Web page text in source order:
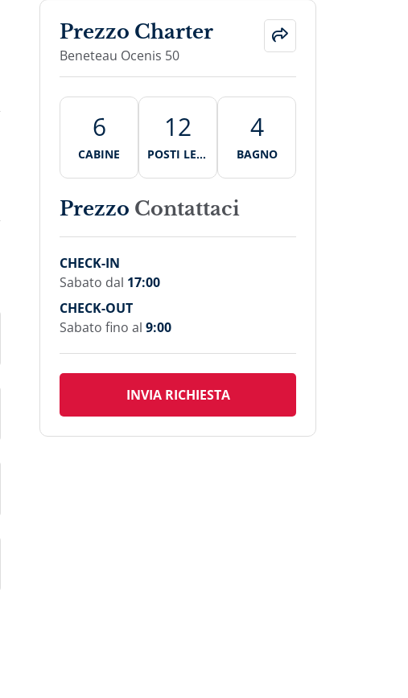
Prezzo Charter
Beneteau Ocenis 50
6
CABINE
12
POSTI LETT
4
BAGNO
Prezzo Contattaci
CHECK-IN
Sabato dal 17:00
CHECK-OUT
Sabato fino al 9:00
INVIA RICHIESTA